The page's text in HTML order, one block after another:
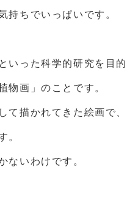
持ちでいっぱいです。
いった科学的研究を目的
物画」のことです。
て描かれてきた絵画で、
。
ないわけです。